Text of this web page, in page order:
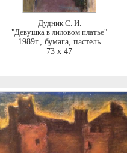
Дудник С. И.
"Девушка в лиловом платье"
1989г., бумага, пастель
73 x 47